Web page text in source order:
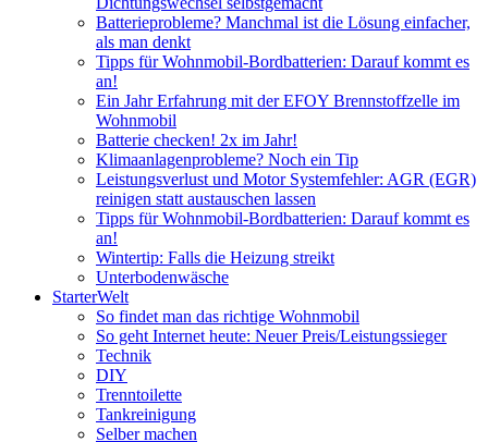
Batterieprobleme? Manchmal ist die Lösung einfacher,
als man denkt
Tipps für Wohnmobil-Bordbatterien: Darauf kommt es
an!
Ein Jahr Erfahrung mit der EFOY Brennstoffzelle im
Wohnmobil
Batterie checken! 2x im Jahr!
Klimaanlagenprobleme? Noch ein Tip
Leistungsverlust und Motor Systemfehler: AGR (EGR)
reinigen statt austauschen lassen
Tipps für Wohnmobil-Bordbatterien: Darauf kommt es
an!
Wintertip: Falls die Heizung streikt
Unterbodenwäsche
StarterWelt
So findet man das richtige Wohnmobil
So geht Internet heute: Neuer Preis/Leistungssieger
Technik
DIY
Trenntoilette
Tankreinigung
Selber machen